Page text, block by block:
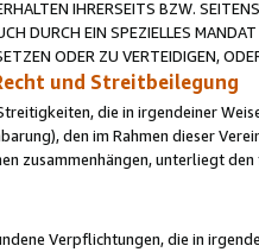
IHRERSEITS BZW.
DURCH EIN SPEZIELLES
ODER ZU VERTEIDIGEN,
und Streitbeilegung
die in irgendeiner
den im Rahmen dieser
zusammenhängen, unterliegt
Verpflichtungen, die in